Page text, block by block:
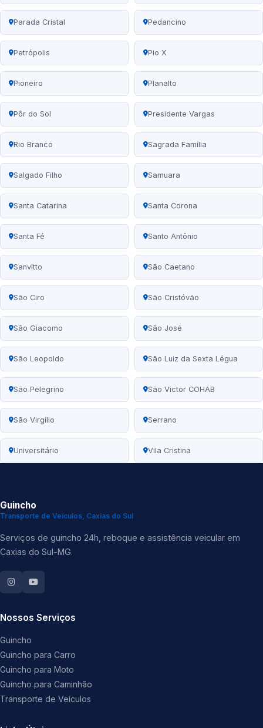
Parada Cristal Pedancino
Petrópolis Pio X
Pioneiro Planalto
Pôr do Sol Presidente Vargas
Rio Branco Sagrada Família
Salgado Filho Samuara
Santa Catarina Santa Corona
Santa Fé Santo Antônio
Sanvitto São Caetano
São Ciro São Cristóvão
São Giacomo São José
São Leopoldo São Luiz da Sexta Légua
São Pelegrino São Victor COHAB
São Virgílio Serrano
Universitário Vila Cristina
Guincho
Transporte de Veículos, Caxias do Sul
Serviços de guincho 24h, reboque e assistência veicular em
Caxias do Sul-MG.
Nossos Serviços
Guincho
Guincho para Carro
Guincho para Moto
Guincho para Caminhão
Transporte de Veículos